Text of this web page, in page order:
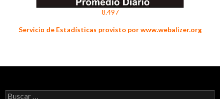
8.497
Servicio de Estadísticas provisto por www.webalizer.org
Buscar: